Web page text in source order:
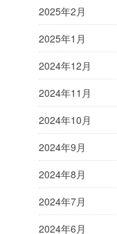
2025年2月
2025年1月
2024年12月
2024年11月
2024年10月
2024年9月
2024年8月
2024年7月
2024年6月